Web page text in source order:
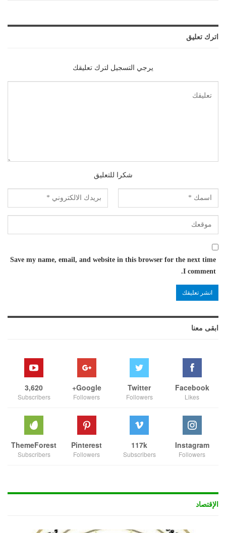
اترك تعليق
يرجي التسجيل لترك تعليقك
شكرا للتعليق
Save my name, email, and website in this browser for the next time
I comment.
ابقى معنا
Facebook
Likes
Twitter
Followers
Google+
Followers
3,620
Subscribers
Instagram
Followers
117k
Subscribers
Pinterest
Followers
ThemeForest
Subscribers
الإقتصاد